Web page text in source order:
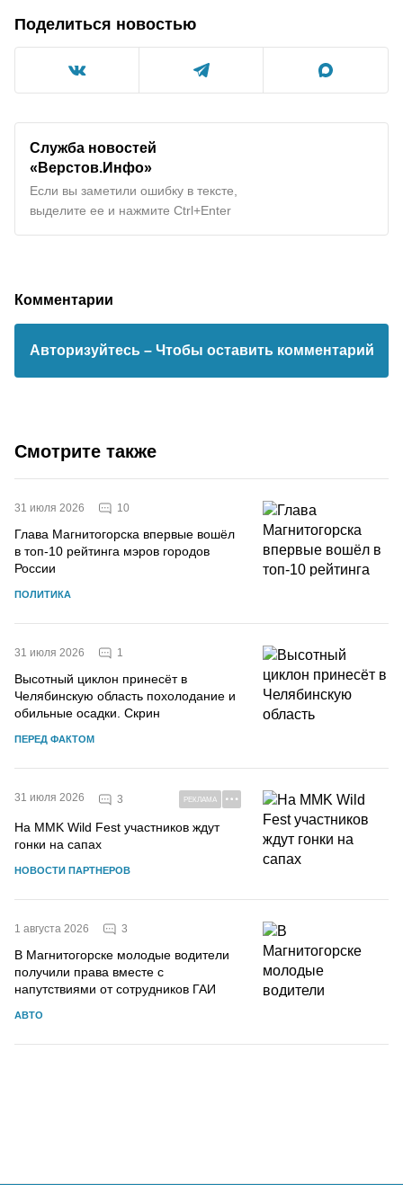
Поделиться новостью
Служба новостей
«Верстов.Инфо»
Если вы заметили ошибку в тексте,
выделите ее и нажмите Ctrl+Enter
Комментарии
Авторизуйтесь – Чтобы оставить комментарий
Смотрите также
31 июля 2026 10
Глава Магнитогорска впервые вошёл
в топ-10 рейтинга мэров городов
России
ПОЛИТИКА
31 июля 2026 1
Высотный циклон принесёт в
Челябинскую область похолодание и
обильные осадки. Скрин
ПЕРЕД ФАКТОМ
31 июля 2026 3 РЕКЛАМА
На MMK Wild Fest участников ждут
гонки на сапах
НОВОСТИ ПАРТНЕРОВ
1 августа 2026 3
В Магнитогорске молодые водители
получили права вместе с
напутствиями от сотрудников ГАИ
АВТО